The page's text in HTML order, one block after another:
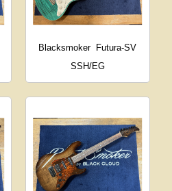
Blacksmoker
Futura-SV
SSH/EG